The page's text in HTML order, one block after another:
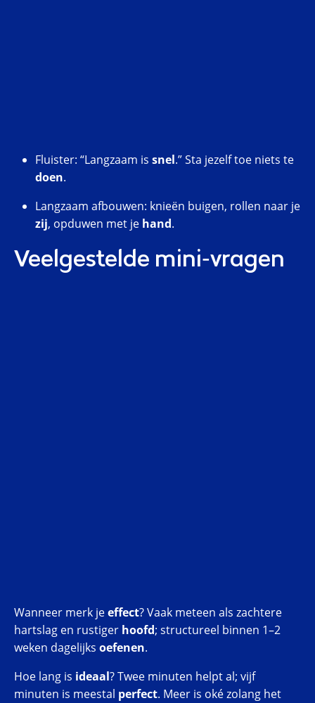
Fluister: “Langzaam is snel.” Sta jezelf toe niets te
doen.
Langzaam afbouwen: knieën buigen, rollen naar je
zij, opduwen met je hand.
Veelgestelde mini‑vragen
Wanneer merk jeeffect? Vaak meteen als zachtere
hartslag en rustiger hoofd; structureel binnen 1–2
weken dagelijks oefenen.
Hoe lang is ideaal? Twee minuten helpt al; vijf
minuten is meestal perfect. Meer is oké zolang het